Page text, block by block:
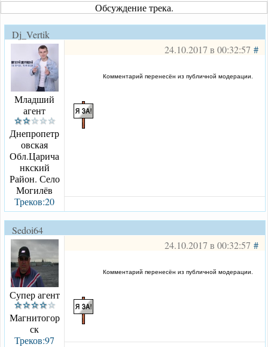
Обсуждение трека.
Dj_Vertik
24.10.2017 в 00:32:57#
Младший
агент
Днепропетр
овская
Обл.Царича
нкский
Район. Село
Могилёв
Треков:20
Комментарий перенесён из публичной модерации.
Sedoi64
24.10.2017 в 00:32:57#
Супер агент
Магнитогор
ск
Треков:97
Комментарий перенесён из публичной модерации.